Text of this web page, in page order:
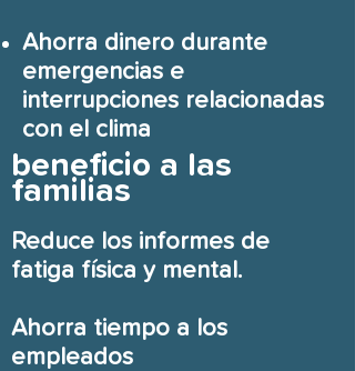
Ahorra dinero durante
emergencias e
interrupciones relacionadas
con el clima
beneficio a las
familias
Reduce los informes de
fatiga física y mental.
Ahorra tiempo a los
empleados